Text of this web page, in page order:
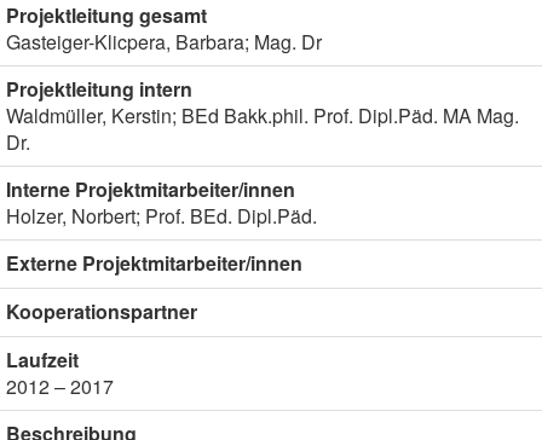
Projektleitung gesamt
Gasteiger-Klicpera, Barbara; Mag. Dr
Projektleitung intern
Waldmüller, Kerstin; BEd Bakk.phil. Prof. Dipl.Päd. MA Mag.
Dr.
Interne Projektmitarbeiter/innen
Holzer, Norbert; Prof. BEd. Dipl.Päd.
Externe Projektmitarbeiter/innen
Kooperationspartner
Laufzeit
2012 – 2017
Beschreibung